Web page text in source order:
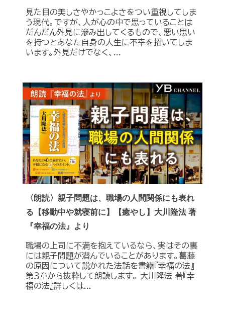
見た目の美しさやかっこよさをつい重視してしま
う現代。ですが、人が心の中で思っていることは
だんだん外見に滲み出してくるもので、悪い思い
を持つとあなた自身の人生に不幸を招いてしま
います。外見だけでなく、...
〈朗読〉親子問題は、職場の人間関係にも表れ
る【移動中や就寝前に】【癒やし】大川隆法 著
『幸福の法』より
職場の上司に不満を抱えているなら、実はその裏
には親子問題が潜んでいることがあります。葛藤
の原因について説かれた法話を書籍『幸福の法』
第３章から抜粋して朗読します。 大川隆法 著『幸
福の法』詳しくは...